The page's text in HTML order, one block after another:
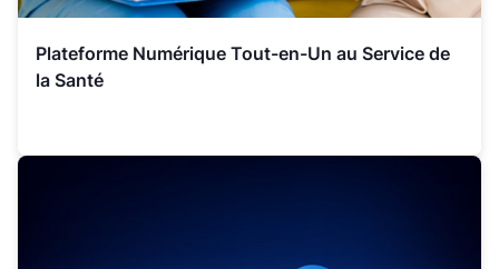
Plateforme Numérique Tout-en-Un au Service de
la Santé